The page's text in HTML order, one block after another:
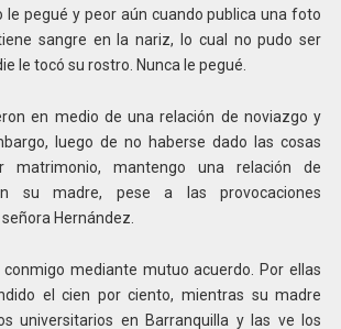
le pegué y peor aún cuando publica una foto
sangre en la nariz, lo cual no pudo ser
le tocó su rostro. Nunca le pegué.
en medio de una relación de noviazgo y
luego de no haberse dado las cosas
matrimonio, mantengo una relación de
su madre, pese a las provocaciones
Hernández.
mediante mutuo acuerdo. Por ellas
el cien por ciento, mientras su madre
universitarios en Barranquilla y las ve los